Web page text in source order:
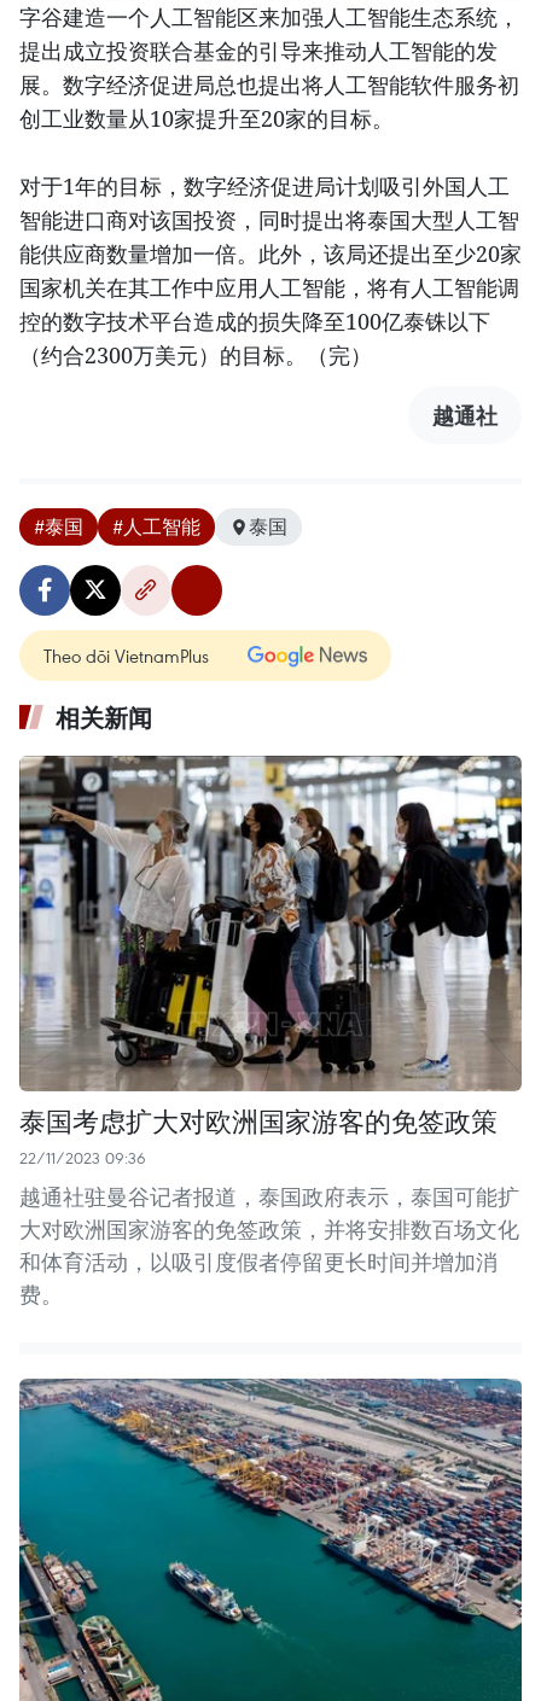
字谷建造一个人工智能区来加强人工智能生态系统，
提出成立投资联合基金的引导来推动人工智能的发
展。数字经济促进局总也提出将人工智能软件服务初
创工业数量从10家提升至20家的目标。
对于1年的目标，数字经济促进局计划吸引外国人工
智能进口商对该国投资，同时提出将泰国大型人工智
能供应商数量增加一倍。此外，该局还提出至少20家
国家机关在其工作中应用人工智能，将有人工智能调
控的数字技术平台造成的损失降至100亿泰铢以下
（约合2300万美元）的目标。（完）
越通社
#泰国 #人工智能 泰国
Theo dõi VietnamPlus
相关新闻
泰国考虑扩大对欧洲国家游客的免签政策
22/11/2023 09:36
越通社驻曼谷记者报道，泰国政府表示，泰国可能扩
大对欧洲国家游客的免签政策，并将安排数百场文化
和体育活动，以吸引度假者停留更长时间并增加消
费。